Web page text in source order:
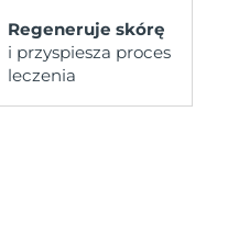
Regeneruje skórę
i przyspiesza proces
leczenia